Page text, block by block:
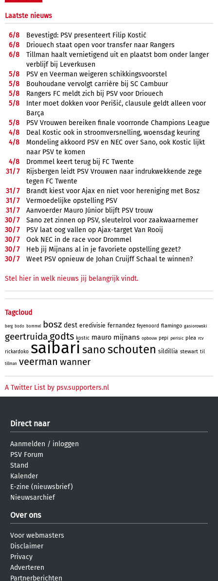
Laatste nieuws
6/8
Bevestigd: PSV presenteert Filip Kostić
6/8
Driouech staat open voor transfer naar Rangers
6/8
Tillman haalt vernietigend uit en plaatst bom onder langer
verblijf bij Leverkusen
5/8
PSV en Veerman weigeren schikkingsvoorstel
5/8
Bouhoudane vervolgt carrière bij SC Cambuur
5/8
Rangers FC meldt zich bij PSV voor Driouech
5/8
Inter moet dokken voor Perišić, clausule geldt alleen voor
Barça
5/8
PSV Vrouwen bereiken finale voorronde Champions League
4/8
Deal Kostic ook in stroomversnelling, woensdag keuring
4/8
Mondeling akkoord PSV en NEC over Sano, ook Kostic lijkt
naar PSV te komen
4/8
Drommel keert terug bij FC Twente
31/7
Rijsbergen leidt PSV Vrouwen naar indrukwekkende zege
tegen FC Twente
31/7
Brandt kiest voor Ajax en niet voor hereniging met Bosz
31/7
Vermoedelijke opstelling PSV
31/7
Aanvoerder Mauro Júnior blijft PSV trouw
30/7
Sano zet zinnen op PSV, sleutelrol voor zaakwaarnemer
30/7
PSV laat oog vallen op Ajax-target Van Rooij
30/7
Ook NEC in de race voor Drommel
30/7
Heb jij Mijnans al in je favoriete opstelling gezet?
30/7 Weet PSV opnieuw de Johan Cruijff Schaal te winnen?
Stel hier in welk nieuws jij belangrijk vindt.
Tagcloud
berg bodo bommel bosz dest eredivisie fernandez feyenoord flamingo gasiorowski
geertruida godts kostic mauro mijnans opbouw pepi perisic plea rcv
rickardoko saibari sanoschouten sildillia stewart til
tillman veerman wanner
A Twitter List by psv.supporters.nl
Direct naar
Aanmelden / inloggen
PSV Forum
Stand
Kalender
E-zine (nieuwsbrief)
Nieuwsarchief
Over ons
Voor webmasters
Disclaimer
Privacy
Adverteren
Partnerberichten